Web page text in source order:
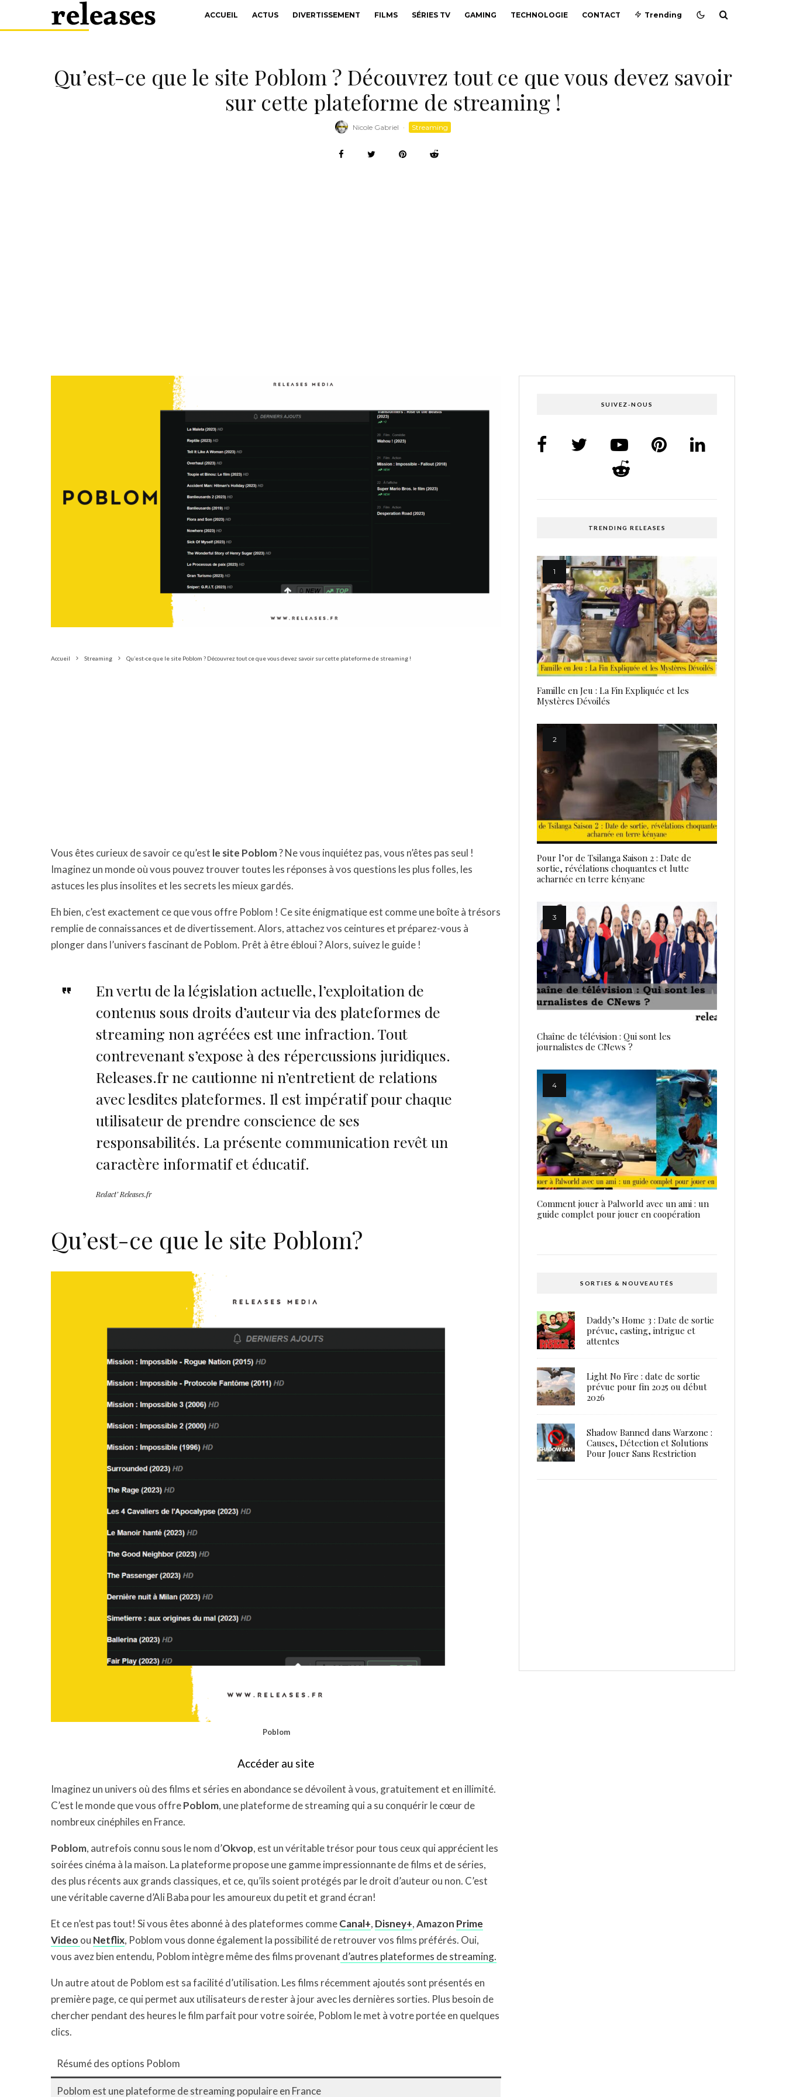
ACCUEIL ACTUS DIVERTISSEMENT FILMS SÉRIES TV GAMING TECHNOLOGIE CONTACT Trending
Qu’est-ce que le site Poblom ? Découvrez tout ce que vous devez savoir
sur cette plateforme de streaming !
Nicole Gabriel · Streaming
Accueil Streaming Qu’est-ce que le site Poblom ? Découvrez tout ce que vous devez savoir sur cette plateforme de streaming !
Vous êtes curieux de savoir ce qu’est le site Poblom? Ne vous inquiétez pas, vous n’êtes pas seul !
Imaginez un monde où vous pouvez trouver toutes les réponses à vos questions les plus folles, les
astuces les plus insolites et les secrets les mieux gardés.
Eh bien, c’est exactement ce que vous offre Poblom ! Ce site énigmatique est comme une boîte à trésors
remplie de connaissances et de divertissement. Alors, attachez vos ceintures et préparez-vous à
plonger dans l’univers fascinant de Poblom. Prêt à être ébloui ? Alors, suivez le guide !
En vertu de la législation actuelle, l’exploitation de
contenus sous droits d’auteur via des plateformes de
streaming non agréées est une infraction. Tout
contrevenant s’expose à des répercussions juridiques.
Releases.fr ne cautionne ni n’entretient de relations
avec lesdites plateformes. Il est impératif pour chaque
utilisateur de prendre conscience de ses
responsabilités. La présente communication revêt un
caractère informatif et éducatif.
Redact’ Releases.fr
Qu’est-ce que le site Poblom?
Poblom
Accéder au site
Imaginez un univers où des films et séries en abondance se dévoilent à vous, gratuitement et en illimité.
C’est le monde que vous offrePoblom, une plateforme de streaming qui a su conquérir le cœur de
nombreux cinéphiles en France.
Poblom, autrefois connu sous le nom d’Okvop, est un véritable trésor pour tous ceux qui apprécient les
soirées cinéma à la maison. La plateforme propose une gamme impressionnante de films et de séries,
des plus récents aux grands classiques, et ce, qu’ils soient protégés par le droit d’auteur ou non. C’est
une véritable caverne d’Ali Baba pour les amoureux du petit et grand écran!
Et ce n’est pas tout! Si vous êtes abonné à des plateformes commeCanal+, Disney+,Amazon Prime
Video ou Netflix, Poblom vous donne également la possibilité de retrouver vos films préférés. Oui,
vous avez bien entendu, Poblom intègre même des films provenant d’autres plateformes de streaming.
Un autre atout de Poblom est sa facilité d’utilisation. Les films récemment ajoutés sont présentés en
première page, ce qui permet aux utilisateurs de rester à jour avec les dernières sorties. Plus besoin de
chercher pendant des heures le film parfait pour votre soirée, Poblom le met à votre portée en quelques
clics.
Résumé des options Poblom
Poblom est une plateforme de streaming populaire en France
SUIVEZ-NOUS
TRENDING RELEASES
Famille en Jeu : La Fin Expliquée et les
Mystères Dévoilés
Pour l’or de Tsilanga Saison 2 : Date de
sortie, révélations choquantes et lutte
acharnée en terre kényane
Chaîne de télévision : Qui sont les
journalistes de CNews ?
Comment jouer à Palworld avec un ami : un
guide complet pour jouer en coopération
SORTIES & NOUVEAUTÉS
Daddy’s Home 3 : Date de sortie
prévue, casting, intrigue et
attentes
Light No Fire : date de sortie
prévue pour fin 2025 ou début
2026
Shadow Banned dans Warzone :
Causes, Détection et Solutions
Pour Jouer Sans Restriction